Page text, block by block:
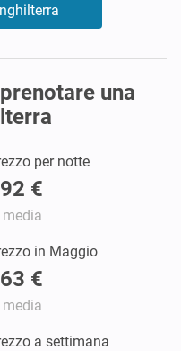
una
per notte
€
media
in Maggio
€
media
a settimana